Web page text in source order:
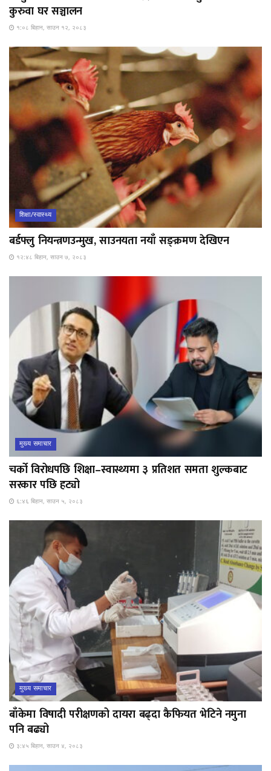
कुरुवा घर सञ्चालन
१:०८ बिहान, साउन १२, २०८३
शिक्षा/स्वास्थ्य
बर्डफ्लु नियन्त्रणउन्मुख, साउनयता नयाँ सङ्क्रमण देखिएन
१२:४८ बिहान, साउन ७, २०८३
मुख्य समाचार
चर्को विरोधपछि शिक्षा–स्वास्थ्यमा ३ प्रतिशत समता शुल्कबाट
सरकार पछि हट्यो
६:४६ बिहान, साउन ५, २०८३
मुख्य समाचार
बाँकेमा विषादी परीक्षणको दायरा बढ्दा कैफियत भेटिने नमुना
पनि बढ्यो
३:४५ बिहान, साउन ४, २०८३